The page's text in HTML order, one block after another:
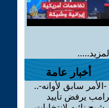
أخبار عامة
-الأمر سابق لأوانه-..
يرفض تأييد